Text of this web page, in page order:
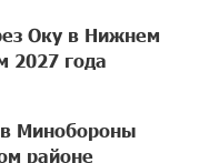
Оку в Нижнем
2027 года
Минобороны
районе